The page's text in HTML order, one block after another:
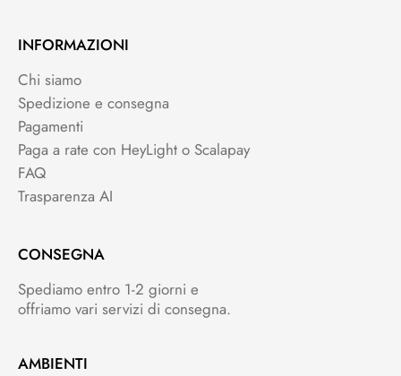
INFORMAZIONI
Chi siamo
Spedizione e consegna
Pagamenti
Paga a rate con HeyLight o Scalapay
FAQ
Trasparenza AI
CONSEGNA
Spediamo entro 1-2 giorni e
offriamo vari servizi di consegna.
AMBIENTI